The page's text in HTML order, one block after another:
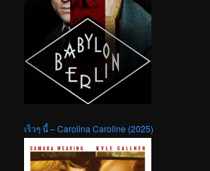
เร็วๆ นี้ – Carolina Caroline (2025)